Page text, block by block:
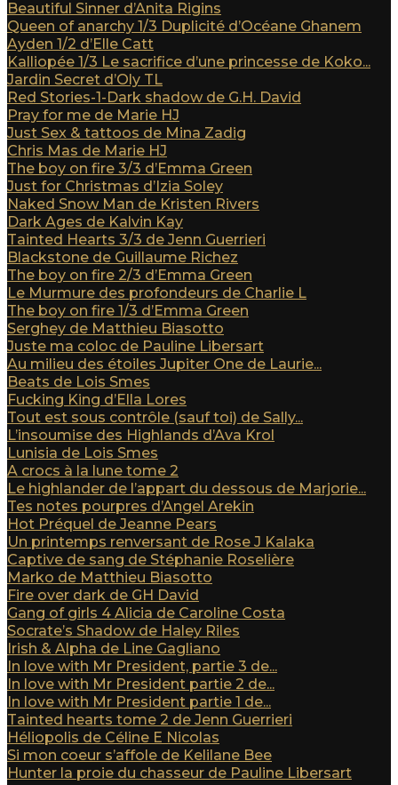
Beautiful Sinner d’Anita Rigins
Queen of anarchy 1/3 Duplicité d’Océane Ghanem
Ayden 1/2 d’Elle Catt
Kalliopée 1/3 Le sacrifice d’une princesse de Koko...
Jardin Secret d’Oly TL
Red Stories-1-Dark shadow de G.H. David
Pray for me de Marie HJ
Just Sex & tattoos de Mina Zadig
Chris Mas de Marie HJ
The boy on fire 3/3 d’Emma Green
Just for Christmas d’Izia Soley
Naked Snow Man de Kristen Rivers
Dark Ages de Kalvin Kay
Tainted Hearts 3/3 de Jenn Guerrieri
Blackstone de Guillaume Richez
The boy on fire 2/3 d’Emma Green
Le Murmure des profondeurs de Charlie L
The boy on fire 1/3 d’Emma Green
Serghey de Matthieu Biasotto
Juste ma coloc de Pauline Libersart
Au milieu des étoiles Jupiter One de Laurie...
Beats de Lois Smes
Fucking King d’Ella Lores
Tout est sous contrôle (sauf toi) de Sally...
L’insoumise des Highlands d’Ava Krol
Lunisia de Lois Smes
A crocs à la lune tome 2
Le highlander de l’appart du dessous de Marjorie...
Tes notes pourpres d’Angel Arekin
Hot Préquel de Jeanne Pears
Un printemps renversant de Rose J Kalaka
Captive de sang de Stéphanie Roselière
Marko de Matthieu Biasotto
Fire over dark de GH David
Gang of girls 4 Alicia de Caroline Costa
Socrate’s Shadow de Haley Riles
Irish & Alpha de Line Gagliano
In love with Mr President, partie 3 de...
In love with Mr President partie 2 de...
In love with Mr President partie 1 de...
Tainted hearts tome 2 de Jenn Guerrieri
Héliopolis de Céline E Nicolas
Si mon coeur s’affole de Kelilane Bee
Hunter la proie du chasseur de Pauline Libersart